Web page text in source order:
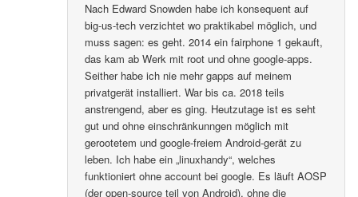
Nach Edward Snowden habe ich konsequent auf
big-us-tech verzichtet wo praktikabel möglich, und
muss sagen: es geht. 2014 ein fairphone 1 gekauft,
das kam ab Werk mit root und ohne google-apps.
Seither habe ich nie mehr gapps auf meinem
privatgerät installiert. War bis ca. 2018 teils
anstrengend, aber es ging. Heutzutage ist es seht
gut und ohne einschränkunngen möglich mit
gerootetem und google-freiem Android-gerät zu
leben. Ich habe ein „linuxhandy“, welches
funktioniert ohne account bei google. Es läuft AOSP
(der open-source teil von Android), ohne die